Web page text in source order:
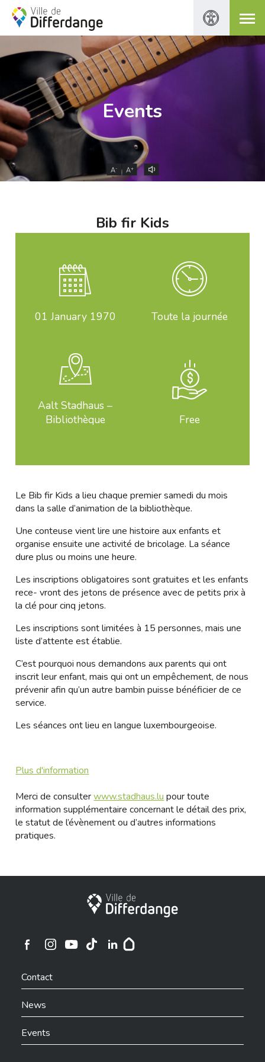
Events
A- A+
Bib fir Kids
01 January 1970 Toute la journée
Aalt Stadhaus –
Bibliothèque
Free
Le Bib fir Kids a lieu chaque premier samedi du mois
dans la salle d’animation de la bibliothèque.
Une conteuse vient lire une histoire aux enfants et
organise ensuite une activité de bricolage. La séance
dure plus ou moins une heure.
Les inscriptions obligatoires sont gratuites et les enfants
rece- vront des jetons de présence avec de petits prix à
la clé pour cinq jetons.
Les inscriptions sont limitées à 15 personnes, mais une
liste d’attente est établie.
C’est pourquoi nous demandons aux parents qui ont
inscrit leur enfant, mais qui ont un empêchement, de nous
prévenir afin qu’un autre bambin puisse bénéficier de ce
service.
Les séances ont lieu en langue luxembourgeoise.
Plus d'information
Merci de consulterwww.stadhaus.lupour toute
information supplémentaire concernant le détail des prix,
le statut de l’évènement ou d’autres informations
pratiques.
City of Differdange
Ville de Differdange sur Instagram
Contact
News
Events